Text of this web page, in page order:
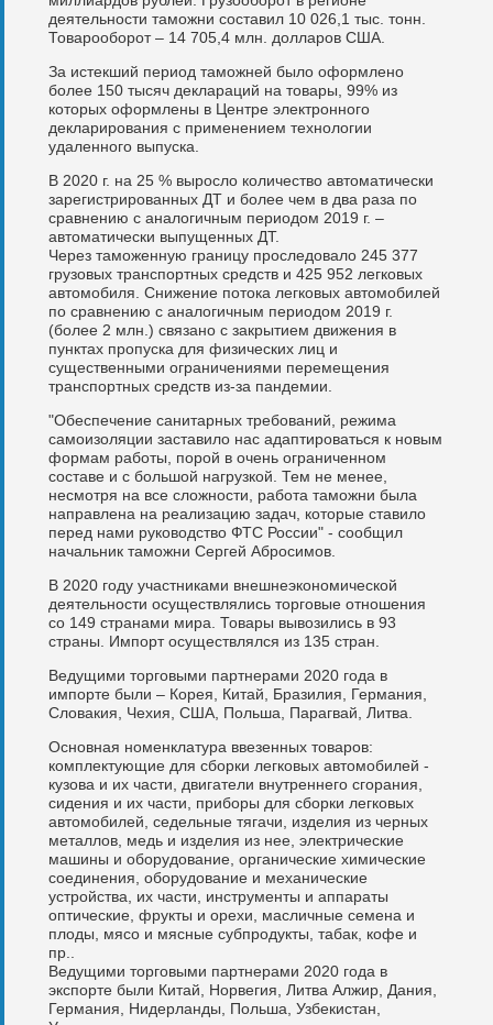
деятельности таможни составил 10 026,1 тыс. тонн.
Товарооборот – 14 705,4 млн. долларов США.
За истекший период таможней было оформлено
более 150 тысяч деклараций на товары, 99% из
которых оформлены в Центре электронного
декларирования с применением технологии
удаленного выпуска.
В 2020 г. на 25 % выросло количество автоматически
зарегистрированных ДТ и более чем в два раза по
сравнению с аналогичным периодом 2019 г. –
автоматически выпущенных ДТ.
Через таможенную границу проследовало 245 377
грузовых транспортных средств и 425 952 легковых
автомобиля. Снижение потока легковых автомобилей
по сравнению с аналогичным периодом 2019 г.
(более 2 млн.) связано с закрытием движения в
пунктах пропуска для физических лиц и
существенными ограничениями перемещения
транспортных средств из-за пандемии.
"Обеспечение санитарных требований, режима
самоизоляции заставило нас адаптироваться к новым
формам работы, порой в очень ограниченном
составе и с большой нагрузкой. Тем не менее,
несмотря на все сложности, работа таможни была
направлена на реализацию задач, которые ставило
перед нами руководство ФТС России" - сообщил
начальник таможни Сергей Абросимов.
В 2020 году участниками внешнеэкономической
деятельности осуществлялись торговые отношения
со 149 странами мира. Товары вывозились в 93
страны. Импорт осуществлялся из 135 стран.
Ведущими торговыми партнерами 2020 года в
импорте были – Корея, Китай, Бразилия, Германия,
Словакия, Чехия, США, Польша, Парагвай, Литва.
Основная номенклатура ввезенных товаров:
комплектующие для сборки легковых автомобилей -
кузова и их части, двигатели внутреннего сгорания,
сидения и их части, приборы для сборки легковых
автомобилей, седельные тягачи, изделия из черных
металлов, медь и изделия из нее, электрические
машины и оборудование, органические химические
соединения, оборудование и механические
устройства, их части, инструменты и аппараты
оптические, фрукты и орехи, масличные семена и
плоды, мясо и мясные субпродукты, табак, кофе и
пр..
Ведущими торговыми партнерами 2020 года в
экспорте были Китай, Норвегия, Литва Алжир, Дания,
Германия, Нидерланды, Польша, Узбекистан,